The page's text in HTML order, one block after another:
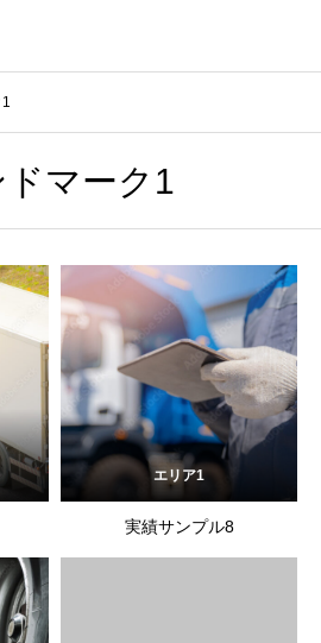
ドマーク1
エリア1
実績サンプル8